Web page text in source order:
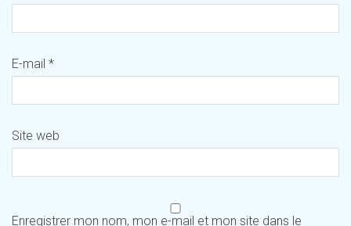
E-mail *
Site web
Enregistrer mon nom, mon e-mail et mon site dans le